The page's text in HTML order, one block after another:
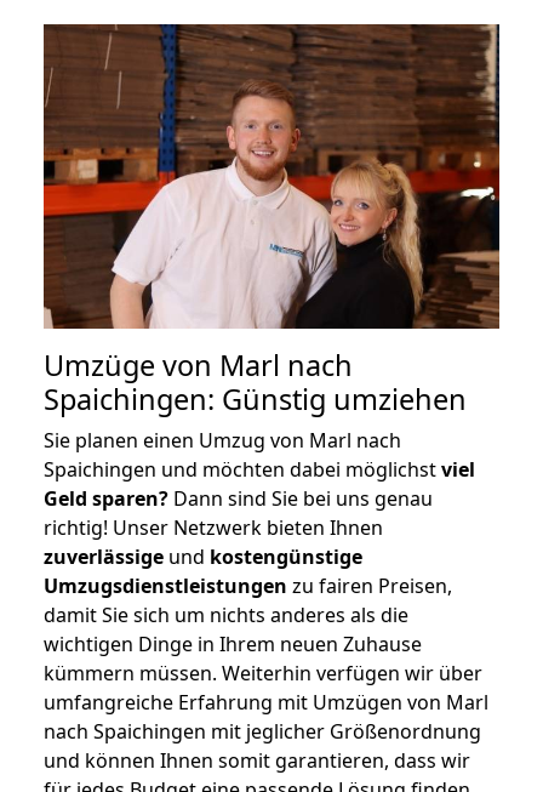
Umzüge von Marl nach
Spaichingen: Günstig umziehen
Sie planen einen Umzug von Marl nach
Spaichingen und möchten dabei möglichstviel
Geld sparen? Dann sind Sie bei uns genau
richtig! Unser Netzwerk bieten Ihnen
zuverlässige und kostengünstige
Umzugsdienstleistungen zu fairen Preisen,
damit Sie sich um nichts anderes als die
wichtigen Dinge in Ihrem neuen Zuhause
kümmern müssen. Weiterhin verfügen wir über
umfangreiche Erfahrung mit Umzügen von Marl
nach Spaichingen mit jeglicher Größenordnung
und können Ihnen somit garantieren, dass wir